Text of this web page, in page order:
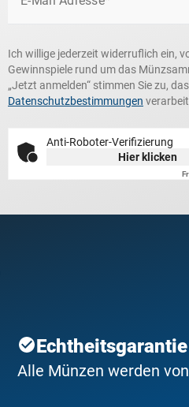
Ich willige jederzeit widerruflich ein,
Gewinnspiele rund um das
„Jetzt anmelden“ stimmen Sie zu,
Datenschutzbestimmungen
Anti-Roboter-Verifizierung
Hier klicken
Echtheitsgarantie
Alle Münzen werden